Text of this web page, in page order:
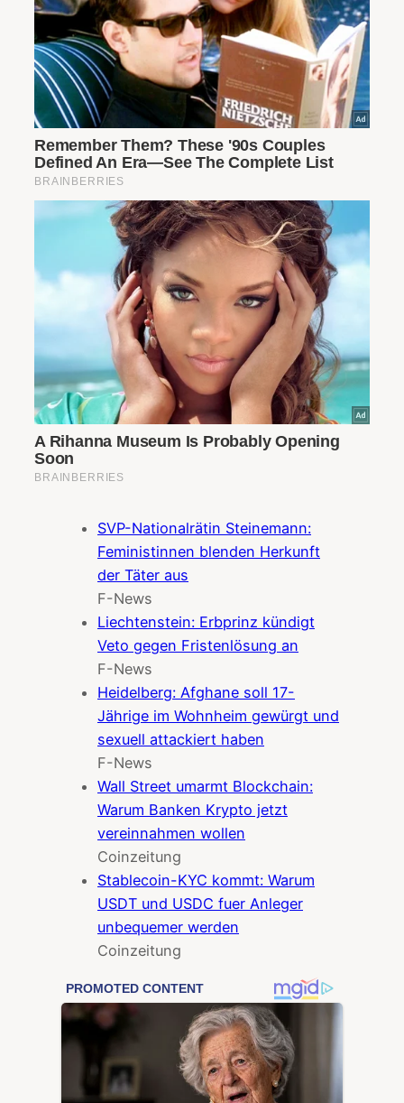
SVP-Nationalrätin Steinemann:
Feministinnen blenden Herkunft
der Täter aus
F-News
Liechtenstein: Erbprinz kündigt
Veto gegen Fristenlösung an
F-News
Heidelberg: Afghane soll 17-
Jährige im Wohnheim gewürgt und
sexuell attackiert haben
F-News
Wall Street umarmt Blockchain:
Warum Banken Krypto jetzt
vereinnahmen wollen
Coinzeitung
Stablecoin-KYC kommt: Warum
USDT und USDC fuer Anleger
unbequemer werden
Coinzeitung